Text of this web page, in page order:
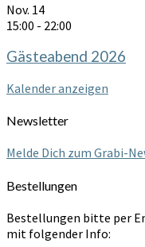
Nov. 14
15:00 - 22:00
Gästeabend 2026
Kalender anzeigen
Newsletter
Melde Dich zum Grabi-
Bestellungen
Bestellungen bitte per
mit folgender Info: